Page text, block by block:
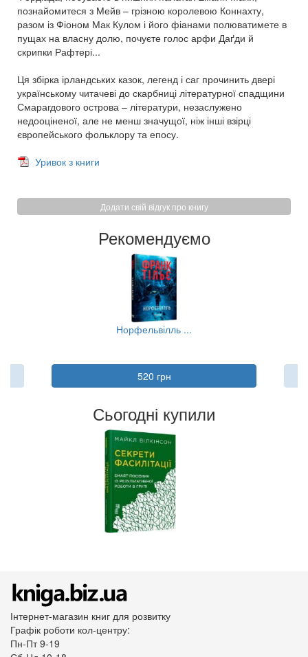
познайомитеся з Мейв – грізною королевою Коннахту,
разом із Фіоном Мак Кулом і його фіанами полюватимете в
пущах на власну долю, почуєте голос арфи Даґди й
скрипки Рафтері...
Ця збірка ірландських казок, легенд і саг прочинить двері
українському читачеві до скарбниці літературної спадщини
Смарагдового острова – літератури, незаслужено
недооціненої, але не менш значущої, ніж інші взірці
європейського фольклору та епосу.
Уривок з книги
Додати свій відгук про книгу
Рекомендуємо
Норфельвілль ...
520 грн
Сьогодні купили
Інтернет-магазин книг для розвитку
Графік роботи кол-центру:
Пн-Пт 9-19